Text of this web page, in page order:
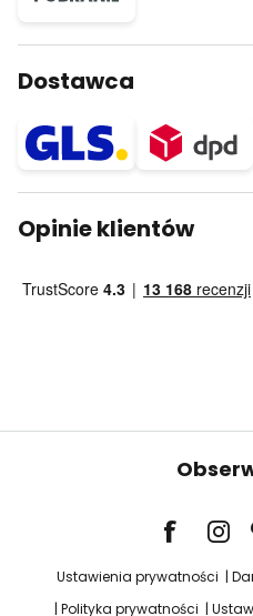
Dostawca
Opinie klientów
Ustawienia prywatności
Polityka prywatności